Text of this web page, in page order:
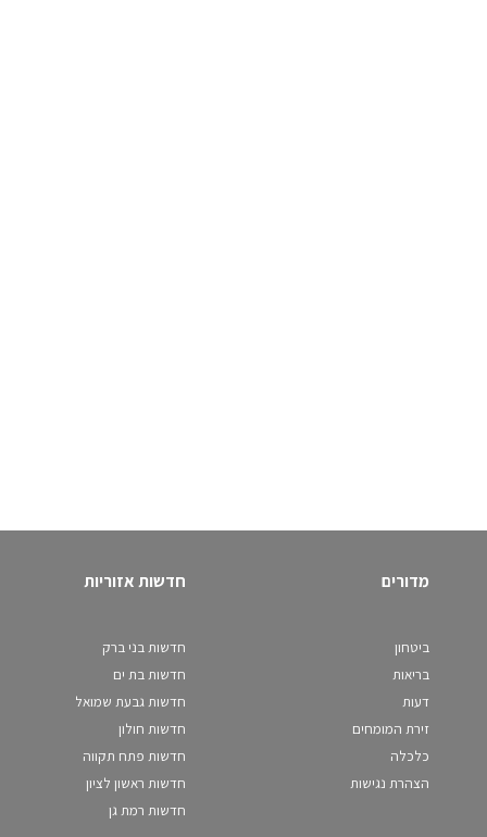
מדורים
ביטחון
בריאות
דעות
זירת המומחים
כלכלה
הצהרת נגישות
חדשות אזוריות
חדשות בני ברק
חדשות בת ים
חדשות גבעת שמואל
חדשות חולון
חדשות פתח תקווה
חדשות ראשון לציון
חדשות רמת גן